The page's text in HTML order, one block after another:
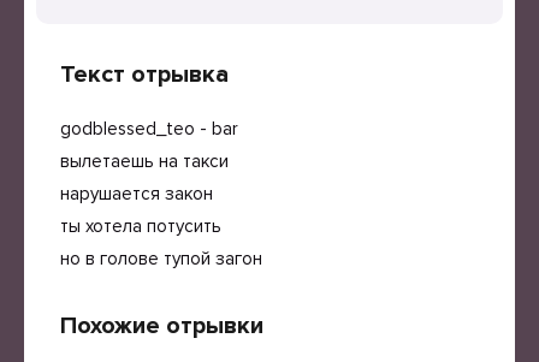
Текст отрывка
godblessed_teo - bar
вылетаешь на такси
нарушается закон
ты хотела потусить
но в голове тупой загон
Похожие отрывки